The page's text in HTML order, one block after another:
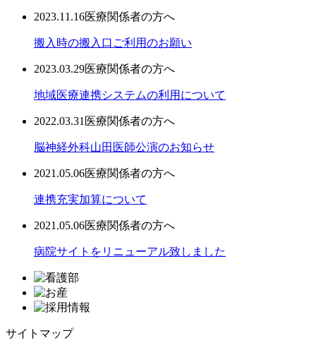
2023.11.16医療関係者の方へ
搬入時の搬入口ご利用のお願い
2023.03.29医療関係者の方へ
地域医療連携システムの利用について
2022.03.31 医療関係者の方へ
脳神経外科山田医師公演のお知らせ
2021.05.06医療関係者の方へ
連携充実加算について
2021.05.06医療関係者の方へ
病院サイトをリニューアル致しました
サイトマップ